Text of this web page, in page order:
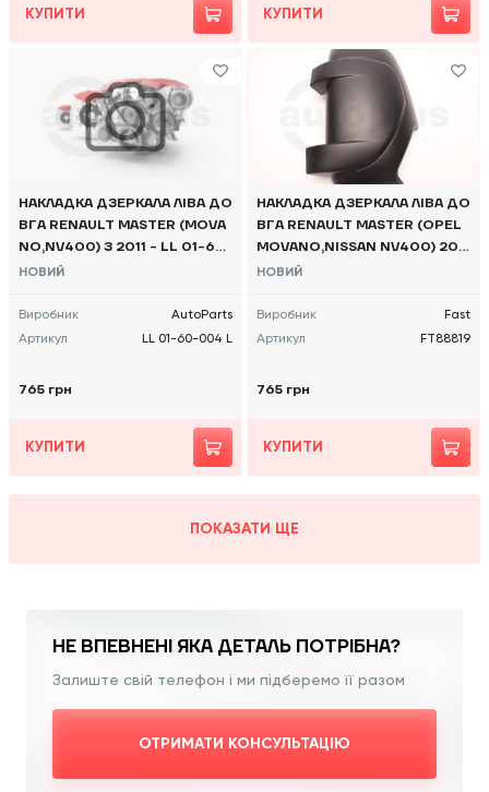
КУПИТИ КУПИТИ
НАКЛАДКА ДЗЕРКАЛА ЛІВА ДО
ВГА RENAULT MASTER (MOVA
NO,NV400) З 2011 - LL 01-60
-004 L AUTO PARTS
НОВИЙ
Виробник
AutoParts
Артикул
LL 01-60-004 L
765 грн
КУПИТИ
НАКЛАДКА ДЗЕРКАЛА ЛІВА ДО
ВГА RENAULT MASTER (OPEL
MOVANO,NISSAN NV400) 201
0, - FT88819 FAST
НОВИЙ
Виробник
Fast
Артикул
FT88819
765 грн
КУПИТИ
ПОКАЗАТИ ЩЕ
НЕ ВПЕВНЕНІ ЯКА ДЕТАЛЬ ПОТРІБНА?
Залиште свій телефон і ми підберемо її разом
ОТРИМАТИ КОНСУЛЬТАЦІЮ